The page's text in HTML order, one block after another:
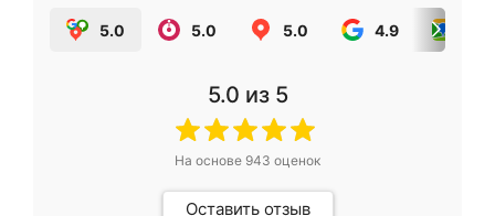
5.0 5.0 5.0 4.9
5.0 из 5
На основе 943 оценок
Оставить отзыв